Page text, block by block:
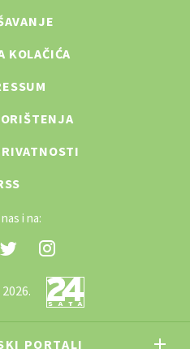
KOLAČIĆA
i na:
PORTALI